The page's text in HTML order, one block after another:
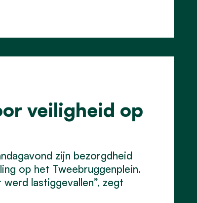
veiligheid op
zijn bezorgdheid
op het Tweebruggenplein.
lastiggevallen”, zegt